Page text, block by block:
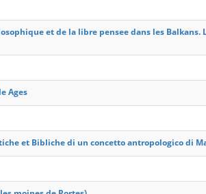
et de la libre pensee dans les Balkans.
Ages
et Bibliche di un concetto antropologico di